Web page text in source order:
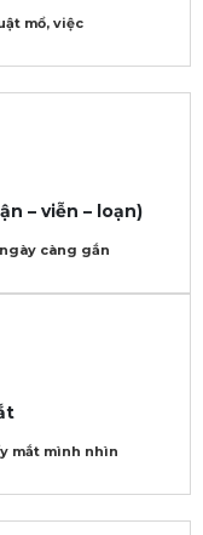
mổ, việc
– viễn – loạn)
càng gắn
mắt mình nhìn